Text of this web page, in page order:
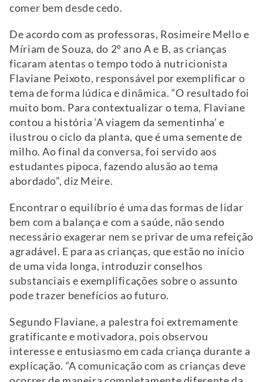
comer bem desde cedo.
De acordo com as professoras, Rosimeire Mello e
Míriam de Souza, do 2º ano A e B, as crianças
ficaram atentas o tempo todo à nutricionista
Flaviane Peixoto, responsável por exemplificar o
tema de forma lúdica e dinâmica. “O resultado foi
muito bom. Para contextualizar o tema, Flaviane
contou a história ‘A viagem da sementinha’ e
ilustrou o ciclo da planta, que é uma semente de
milho. Ao final da conversa, foi servido aos
estudantes pipoca, fazendo alusão ao tema
abordado”, diz Meire.
Encontrar o equilíbrio é uma das formas de lidar
bem com a balança e com a saúde, não sendo
necessário exagerar nem se privar de uma refeição
agradável. E para as crianças, que estão no início
de uma vida longa, introduzir conselhos
substanciais e exemplificações sobre o assunto
pode trazer benefícios ao futuro.
Segundo Flaviane, a palestra foi extremamente
gratificante e motivadora, pois observou
interesse e entusiasmo em cada criança durante a
explicação. “A comunicação com as crianças deve